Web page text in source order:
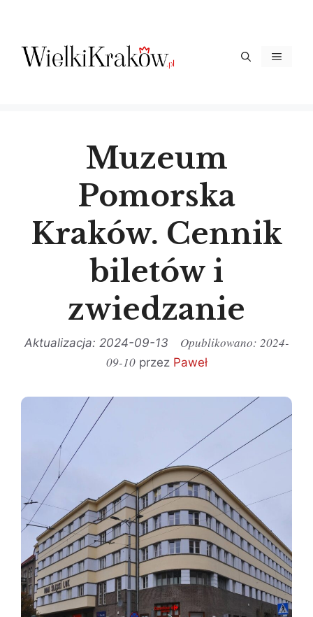
treści
Menu
Muzeum
Pomorska
Kraków. Cennik
biletów i
zwiedzanie
2024-09-13
2024-
09-10 przez Paweł